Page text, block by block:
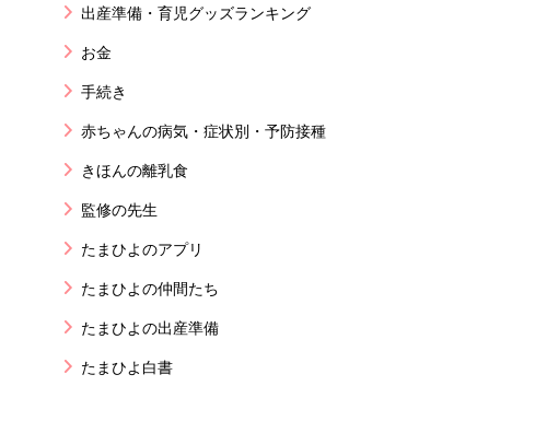
出産準備・育児グッズランキング
お金
手続き
赤ちゃんの病気・症状別・予防接種
きほんの離乳食
監修の先生
たまひよのアプリ
たまひよの仲間たち
たまひよの出産準備
たまひよ白書